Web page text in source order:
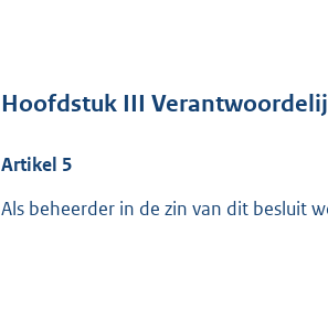
Hoofdstuk III
Artikel 5
Als beheerder in de zin van dit besluit